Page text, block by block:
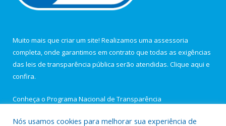
Muito mais que criar um site! Realizamos uma assessoria
completa, onde garantimos em contrato que todas as exigências
das leis de transparência pública serão atendidas. Clique aqui e
confira.
Conheça o Programa Nacional de Transparência
Nós usamos cookies para melhorar sua experiência de